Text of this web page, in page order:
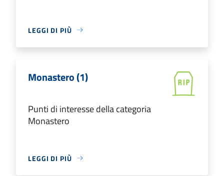
LEGGI DI PIÙ
Monastero (1)
Punti di interesse della categoria
Monastero
LEGGI DI PIÙ